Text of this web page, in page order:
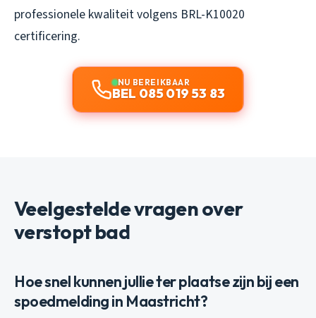
professionele kwaliteit volgens BRL-K10020
certificering.
NU BEREIKBAAR
BEL 085 019 53 83
Veelgestelde vragen over
verstopt bad
Hoe snel kunnen jullie ter plaatse zijn bij een
spoedmelding in Maastricht?